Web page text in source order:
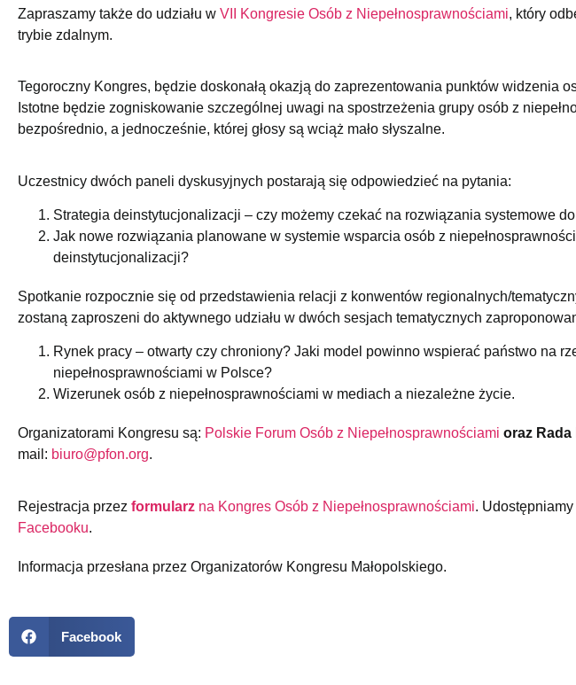
Zapraszamy także do udziału w VII Kongresie Osób z Niepełnosprawnościami, który
trybie zdalnym.
Tegoroczny Kongres, będzie doskonałą okazją do zaprezentowania punktów widzenia
Istotne będzie zogniskowanie szczególnej uwagi na spostrzeżenia grupy osób z
bezpośrednio, a jednocześnie, której głosy są wciąż mało słyszalne.
Uczestnicy dwóch paneli dyskusyjnych postarają się odpowiedzieć na pytania:
Strategia deinstytucjonalizacji – czy możemy czekać na rozwiązania systemowe
Jak nowe rozwiązania planowane w systemie wsparcia osób z
deinstytucjonalizacji?
Spotkanie rozpocznie się od przedstawienia relacji z konwentów regionalnych/
zostaną zaproszeni do aktywnego udziału w dwóch sesjach tematycznych
Rynek pracy – otwarty czy chroniony? Jaki model powinno wspierać państwo na
niepełnosprawnościami w Polsce?
Wizerunek osób z niepełnosprawnościami w mediach a niezależne życie.
Organizatorami Kongresu są: Polskie Forum Osób z Niepełnosprawnościami oraz
mail: biuro@pfon.org.
Rejestracja przez formularz na Kongres Osób z Niepełnosprawnościami. Udostępniamy
Facebooku.
Informacja przesłana przez Organizatorów Kongresu Małopolskiego.
Facebook